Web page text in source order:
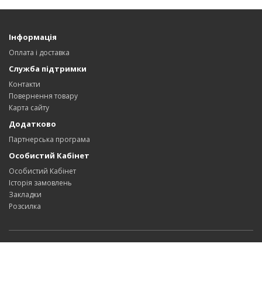
Інформація
Оплата і доставка
Служба підтримки
Контакти
Повернення товару
Карта сайту
Додатково
Партнерська програма
Особистий Кабінет
Особистий Кабінет
Історія замовлень
Закладки
Розсилка